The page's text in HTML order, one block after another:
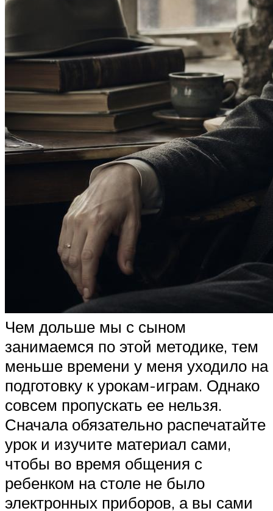
Чем дольше мы с сыном
занимаемся по этой методике, тем
меньше времени у меня уходило на
подготовку к урокам-играм. Однако
совсем пропускать ее нельзя.
Сначала обязательно распечатайте
урок и изучите материал сами,
чтобы во время общения с
ребенком на столе не было
электронных приборов, а вы сами